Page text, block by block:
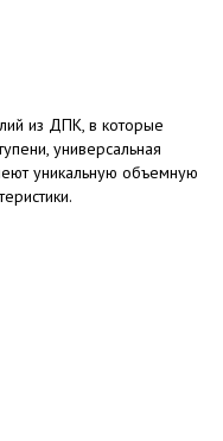
из ДПК, в которые
универсальная
уникальную объемную